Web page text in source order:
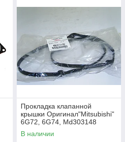
Прокладка клапанной
крышки Оригинал"Mitsubishi"
6G72, 6G74, Md303148
Паджеро 3,4 Монтеро спорт
В наличии